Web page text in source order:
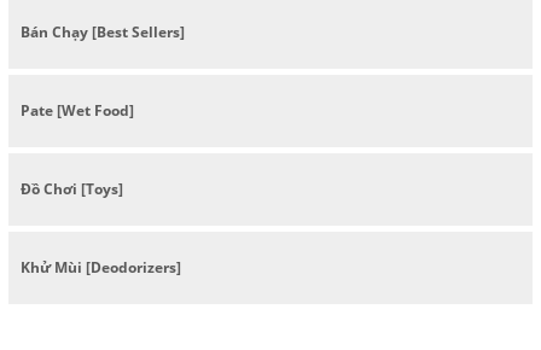
Bán Chạy [Best Sellers]
Pate [Wet Food]
Đồ Chơi [Toys]
Khử Mùi [Deodorizers]